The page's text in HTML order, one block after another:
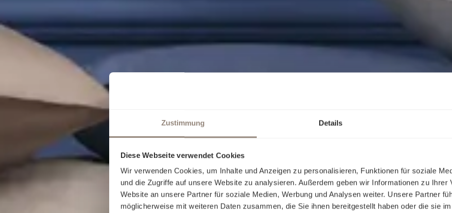
Zustimmung Details
Diese Webseite verwendet Cookies
Wir verwenden Cookies, um Inhalte und Anzeigen zu personalisieren, Funktionen für soziale
und die Zugriffe auf unsere Website zu analysieren. Außerdem geben wir Informationen zu Ihrer
Website an unsere Partner für soziale Medien, Werbung und Analysen weiter. Unsere Partner
möglicherweise mit weiteren Daten zusammen, die Sie ihnen bereitgestellt haben oder die sie